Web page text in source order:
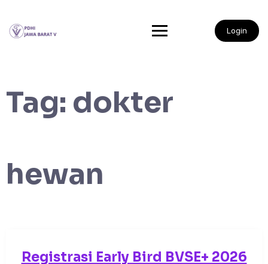
Login
Tag: dokter
hewan
Registrasi Early Bird BVSE+ 2026